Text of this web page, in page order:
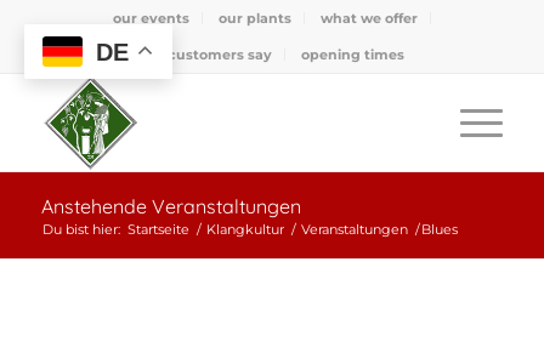
our events our plants what we offer
what customers say opening times
Anstehende Veranstaltungen
Du bist hier: Startseite / Klangkultur / Veranstaltungen /Blues
DE